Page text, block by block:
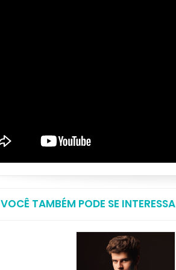
VOCÊ TAMBÉM PODE SE